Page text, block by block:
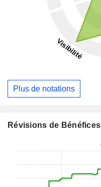
Plus de notations
Révisions de Bénéfices